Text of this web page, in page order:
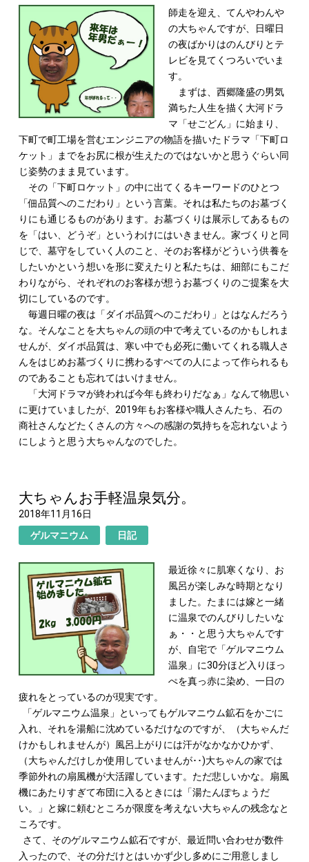
師走を迎え、てんやわんや
の大ちゃんですが、日曜日
の夜ばかりはのんびりとテ
レビを見てくつろいでいま
す。
まずは、西郷隆盛の男気
満ちた人生を描く大河ドラ
マ「せごどん」に始まり、
下町で町工場を営むエンジニアの物語を描いたドラマ「下町ロ
ケット」までをお尻に根が生えたのではないかと思うぐらい同
じ姿勢のまま見ています。
その「下町ロケット」の中に出てくるキーワードのひとつ
「佃品質へのこだわり」という言葉。それは私たちのお墓づく
りにも通じるものがあります。お墓づくりは展示してあるもの
を「はい、どうぞ」というわけにはいきません。家づくりと同
じで、墓守をしていく人のこと、そのお客様がどういう供養を
したいかという想いを形に変えたりと私たちは、細部にもこだ
わりながら、それぞれのお客様が想うお墓づくりのご提案を大
切にしているのです。
毎週日曜の夜は「ダイボ品質へのこだわり」とはなんだろう
な。そんなことを大ちゃんの頭の中で考えているのかもしれま
せんが、ダイボ品質は、寒い中でも必死に働いてくれる職人さ
んをはじめお墓づくりに携わるすべての人によって作られるも
のであることも忘れてはいけません。
「大河ドラマが終われば今年も終わりだなぁ」なんて物思い
に更けていましたが、2019年もお客様や職人さんたち、石の
商社さんなどたくさんの方々への感謝の気持ちを忘れないよう
にしようと思う大ちゃんなのでした。
大ちゃんお手軽温泉気分。
2018年11月16日
ゲルマニウム
日記
最近徐々に肌寒くなり、お
風呂が楽しみな時期となり
ました。たまには嫁と一緒
に温泉でのんびりしたいな
ぁ・・と思う大ちゃんです
が、自宅で「ゲルマニウム
温泉」に30分ほど入りほっ
ぺを真っ赤に染め、一日の
疲れをとっているのが現実です。
「ゲルマニウム温泉」といってもゲルマニウム鉱石をかごに
入れ、それを湯船に沈めているだけなのですが、（大ちゃんだ
けかもしれませんが）風呂上がりには汗がなかなかひかず、
（大ちゃんだけしか使用していませんが･･)大ちゃんの家では
季節外れの扇風機が大活躍しています。ただ悲しいかな。扇風
機にあたりすぎて布団に入るときには「湯たんぽちょうだ
い。」と嫁に頼むところが限度を考えない大ちゃんの残念なと
ころです。
さて、そのゲルマニウム鉱石ですが、最近問い合わせが数件
入ったので、その分だけとはいかず少し多めにご用意しまし